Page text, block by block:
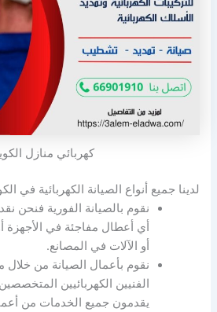
كهربائي منازل
لدينا جميع أنواع الصيانة الكهربائية في
نقوم بالصيانة الفورية فنحن
أي أعطال مفاجئة في الأجهزة
أو الآلات في المصانع.
نقوم بأعمال الصيانة من
الفنيين الكهربائيين
يقدمون جميع الخدمات من